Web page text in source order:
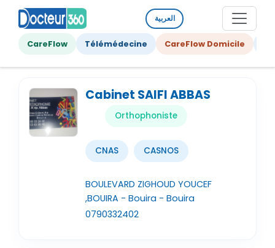
العربية
CareFlow Télémédecine CareFlow Domicile
Cabinet SAIFI ABBAS
Orthophoniste
CNAS CASNOS
BOULEVARD ZIGHOUD YOUCEF
,BOUIRA - Bouira - Bouira
0790332402